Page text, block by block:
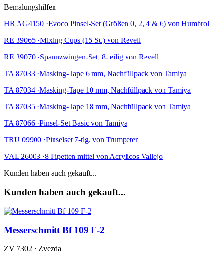
Bemalungshilfen
HR AG4150 ·Evoco Pinsel-Set (Größen 0, 2, 4 & 6) von Humbrol
RE 39065 ·Mixing Cups (15 St.) von Revell
RE 39070 ·Spannzwingen-Set, 8-teilig von Revell
TA 87033 ·Masking-Tape 6 mm, Nachfüllpack von Tamiya
TA 87034 ·Masking-Tape 10 mm, Nachfüllpack von Tamiya
TA 87035 ·Masking-Tape 18 mm, Nachfüllpack von Tamiya
TA 87066 ·Pinsel-Set Basic von Tamiya
TRU 09900 ·Pinselset 7-tlg. von Trumpeter
VAL 26003 ·8 Pipetten mittel von Acrylicos Vallejo
Kunden haben auch gekauft...
Kunden haben auch gekauft...
Messerschmitt Bf 109 F-2
ZV 7302 · Zvezda